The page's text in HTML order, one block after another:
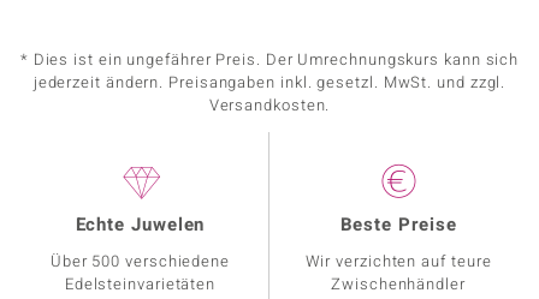
* Dies ist ein ungefährer Preis. Der Umrechnungskurs kann sich
jederzeit ändern. Preisangaben inkl. gesetzl. MwSt. und zzgl.
Versandkosten.
Echte Juwelen
Über 500 verschiedene
Edelsteinvarietäten
Beste Preise
Wir verzichten auf teure
Zwischenhändler